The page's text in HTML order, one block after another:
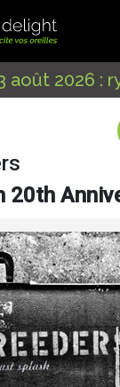
août 2026 :
20th